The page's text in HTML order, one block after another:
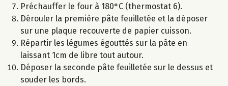
Préchauffer le four à 180°C (thermostat 6).
Dérouler la première pâte feuilletée et la déposer
sur une plaque recouverte de papier cuisson.
Répartir les légumes égouttés sur la pâte en
laissant 1cm de libre tout autour.
Déposer la seconde pâte feuilletée sur le dessus et
souder les bords.